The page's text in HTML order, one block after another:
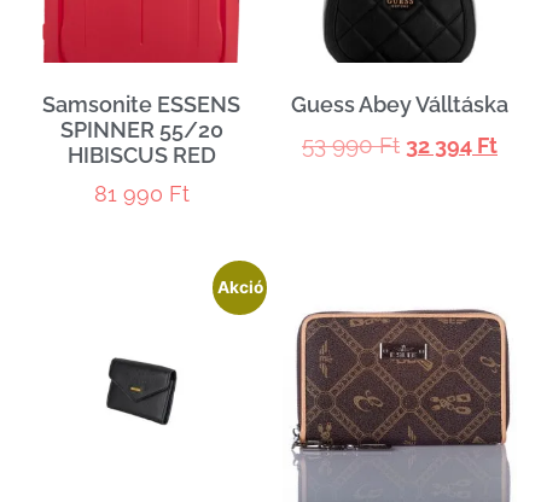
Samsonite ESSENS
SPINNER 55/20
HIBISCUS RED
81 990 Ft
Guess Abey Válltáska
53 990Ft 32 394 Ft
Akció